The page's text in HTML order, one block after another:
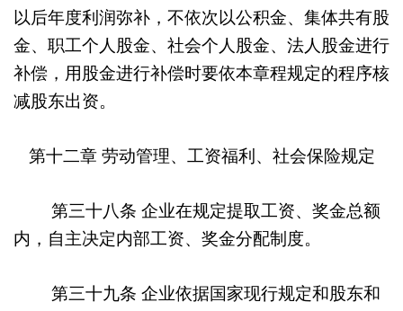
以后年度利润弥补，不依次以公积金、集体共有股
金、职工个人股金、社会个人股金、法人股金进行
补偿，用股金进行补偿时要依本章程规定的程序核
减股东出资。
第十二章 劳动管理、工资福利、 社会保险规定
第三十八条 企业在规定提取工资、奖金总额
内，自主决定内部工资、奖金分配制度。
第三十九条 企业依据国家现行规定和股东和